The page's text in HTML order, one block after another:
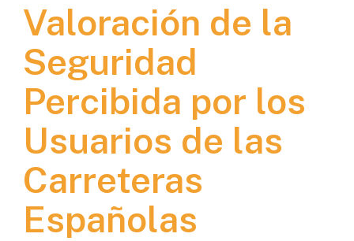
Valoración de la
Seguridad
Percibida por los
Usuarios de las
Carreteras
Españolas